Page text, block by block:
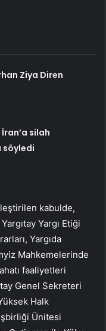
Ziya Diren
silah
söyledi
kabulde,
Yargı Etiği
Yargıda
Mahkemelerinde
faaliyetleri
Genel Sekreteri
Halk
Ünitesi